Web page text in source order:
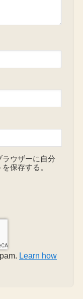
ウザーに自分
保存する。
Learn how